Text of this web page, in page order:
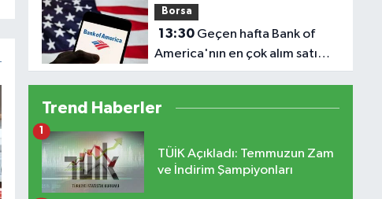
Borsa
13:30Geçen hafta Bank of
America'nın en çok alım satım
yaptığı hisseler
Trend Haberler
TÜİK Açıkladı: Temmuzun Zam
ve İndirim Şampiyonları
1